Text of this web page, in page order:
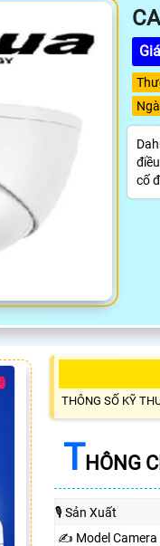
cố
THÔNG SỐ KỸ
THÔNG
🎙 Sản Xuất
✍️ Model Camera